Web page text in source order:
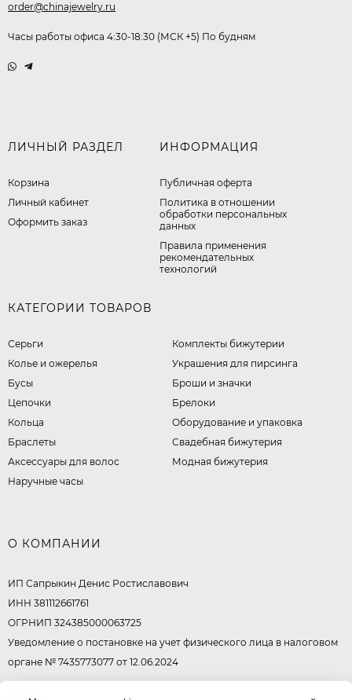
order@chinajewelry.ru
Часы работы офиса 4:30-18:30 (МСК +5) По будням
ЛИЧНЫЙ РАЗДЕЛ
Корзина
Личный кабинет
Оформить заказ
ИНФОРМАЦИЯ
Публичная оферта
​Политика в отношении
обработки персональных
данных
Правила применения
рекомендательных
технологий
КАТЕГОРИИ ТОВАРОВ
Серьги
Колье и ожерелья
Бусы
Цепочки
Кольца
Браслеты
Аксессуары для волос
Наручные часы
Комплекты бижутерии
Украшения для пирсинга
Броши и значки
Брелоки
Оборудование и упаковка
Свадебная бижутерия
Модная бижутерия
О КОМПАНИИ
ИП Сапрыкин Денис Ростиславович
ИНН 381112661761
ОГРНИП 324385000063725
Уведомление о постановке на учет физического лица в налоговом
органе № 7435773077 от 12.06.2024